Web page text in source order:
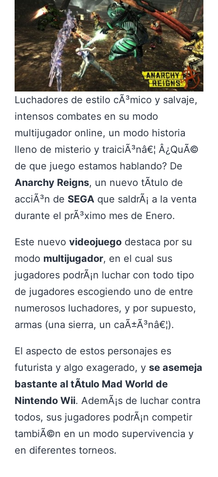
Luchadores de estilo cÃ³mico y salvaje,
intensos combates en su modo
multijugador online, un modo historia
lleno de misterio y traiciÃ³nâ€¦ Â¿QuÃ©
de que juego estamos hablando? De
Anarchy Reigns, un nuevo tÃ­tulo de
acciÃ³n de SEGA que saldrÃ¡ a la venta
durante el prÃ³ximo mes de Enero.
Este nuevo videojuego destaca por su
modo multijugador, en el cual sus
jugadores podrÃ¡n luchar con todo tipo
de jugadores escogiendo uno de entre
numerosos luchadores, y por supuesto,
armas (una sierra, un caÃ±Ã³nâ€¦).
El aspecto de estos personajes es
futurista y algo exagerado, y se asemeja
bastante al tÃ­tulo Mad World de
Nintendo Wii. AdemÃ¡s de luchar contra
todos, sus jugadores podrÃ¡n competir
tambiÃ©n en un modo supervivencia y
en diferentes torneos.